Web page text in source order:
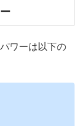
ワーは以下の